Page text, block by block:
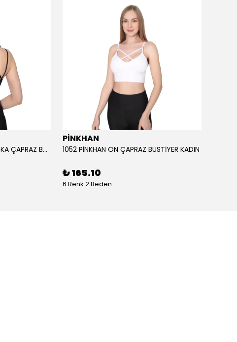
1051 PİNKHAN ÇİFT ASKILI ARKA ÇAPRAZ BÜSTİYER KADI
PİNKHAN
1052 PİNKHAN ÖN ÇAPRAZ BÜSTİYER KADIN
₺ 165.10
6 Renk 2 Beden